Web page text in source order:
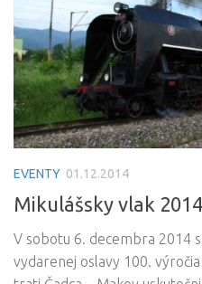
EVENTY 01.12.2014
Mikulášsky vlak
V sobotu 6. decembra 2014
vydarenej oslavy 100.